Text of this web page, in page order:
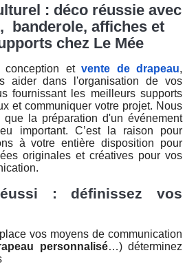
: déco réussie avec
banderole, affiches et
chez Le Mée
conception etvente de drapeau,
aider dans l'organisation de vos
fournissant les meilleurs supports
et communiquer votre projet. Nous
que la préparation d'un événement
important. C’est la raison pour
à votre entière disposition pour
originales et créatives pour vos
: définissez vos
vos moyens de communication
personnalisé…) déterminez